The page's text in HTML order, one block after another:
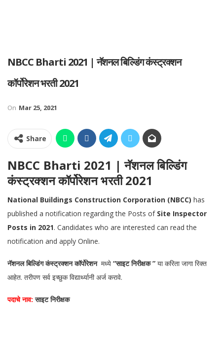
NBCC Bharti 2021 | नॅशनल बिल्डिंग कंस्ट्रक्शन
कॉर्पोरेशन भरती 2021
On Mar 25, 2021
Share
NBCC Bharti 2021 | नॅशनल बिल्डिंग
कंस्ट्रक्शन कॉर्पोरेशन भरती 2021
National Buildings Construction Corporation (NBCC) has
published a notification regarding the Posts ofSite Inspector
Posts in 2021. Candidates who are interested can read the
notification and apply Online.
नॅशनल बिल्डिंग कंस्ट्रक्शन कॉर्पोरेशन मध्ये “साइट निरीक्षक ” या करिता जागा रिक्त
आहेत. तरीपण सर्व इच्छुक विद्यार्थ्यानी अर्ज करावे.
पदाचे नाव: साइट निरीक्षक